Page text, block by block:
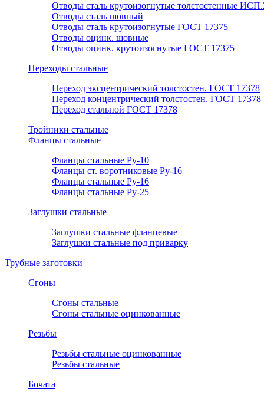
Отводы сталь крутоизогнутые толстостенные
Отводы сталь шовный
Отводы сталь крутоизогнутые ГОСТ 17375
Отводы оцинк. шовные
Отводы оцинк. крутоизогнутые ГОСТ 17375
Переходы стальные
Переход эксцентрический толстостен. ГОСТ 17378
Переход концентрический толстостен. ГОСТ 17378
Переход стальной ГОСТ 17378
Тройники стальные
Фланцы стальные
Фланцы стальные Ру-10
Фланцы ст. воротниковые Ру-16
Фланцы стальные Ру-16
Фланцы стальные Ру-25
Заглушки стальные
Заглушки стальные фланцевые
Заглушки стальные под приварку
Трубные заготовки
Сгоны
Сгоны стальные
Сгоны стальные оцинкованные
Резьбы
Резьбы стальные оцинкованные
Резьбы стальные
Бочата